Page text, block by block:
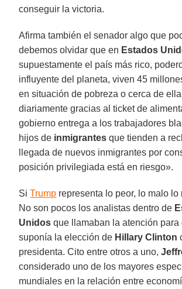
conseguir la victoria.
Afirma también el senador algo que
debemos olvidar que en Estados
supuestamente el país más rico,
influyente del planeta, viven 45
en situación de pobreza o cerca de
diariamente gracias al ticket de
gobierno entrega a los trabajadores
hijos de inmigrantes que tienden a
llegada de nuevos inmigrantes por
posición privilegiada está en riesgo».
SiTrump representa lo peor, lo malo lo
No son pocos los analistas dentro de
Unidos que llamaban la atención para
suponía la elección de Hillary Clinton
presidenta. Cito entre otros a uno,
considerado uno de los mayores
mundiales en la relación entre